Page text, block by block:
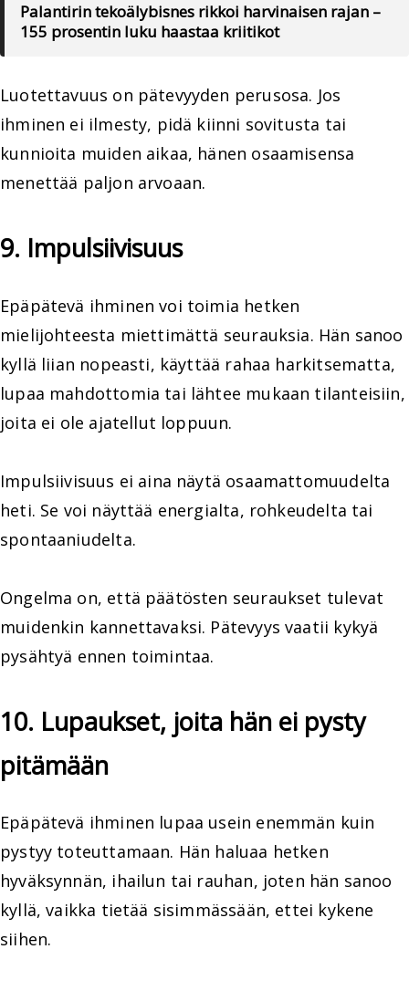
Palantirin tekoälybisnes rikkoi harvinaisen rajan –
155 prosentin luku haastaa kriitikot
Luotettavuus on pätevyyden perusosa. Jos
ihminen ei ilmesty, pidä kiinni sovitusta tai
kunnioita muiden aikaa, hänen osaamisensa
menettää paljon arvoaan.
9. Impulsiivisuus
Epäpätevä ihminen voi toimia hetken
mielijohteesta miettimättä seurauksia. Hän sanoo
kyllä liian nopeasti, käyttää rahaa harkitsematta,
lupaa mahdottomia tai lähtee mukaan tilanteisiin,
joita ei ole ajatellut loppuun.
Impulsiivisuus ei aina näytä osaamattomuudelta
heti. Se voi näyttää energialta, rohkeudelta tai
spontaaniudelta.
Ongelma on, että päätösten seuraukset tulevat
muidenkin kannettavaksi. Pätevyys vaatii kykyä
pysähtyä ennen toimintaa.
10. Lupaukset, joita hän ei pysty
pitämään
Epäpätevä ihminen lupaa usein enemmän kuin
pystyy toteuttamaan. Hän haluaa hetken
hyväksynnän, ihailun tai rauhan, joten hän sanoo
kyllä, vaikka tietää sisimmässään, ettei kykene
siihen.